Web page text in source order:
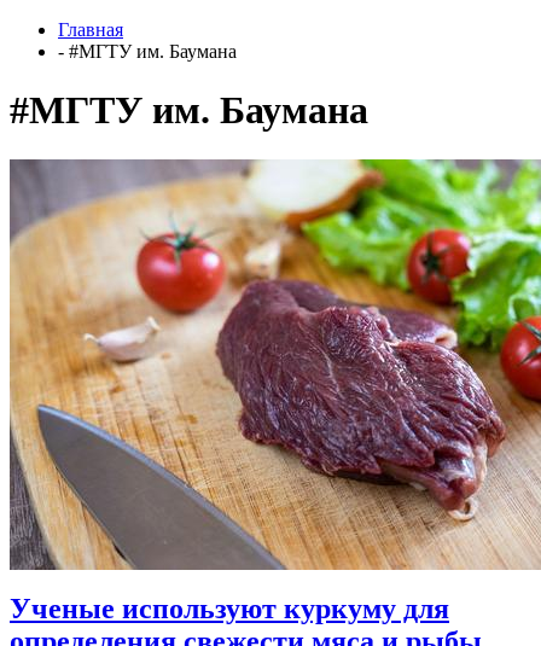
Главная
- #МГТУ им. Баумана
#МГТУ им. Баумана
Ученые используют куркуму для